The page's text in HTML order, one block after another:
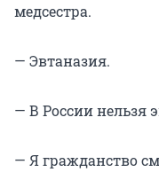
медсестра.
— Эвтаназия.
— В России нельзя
— Я гражданство